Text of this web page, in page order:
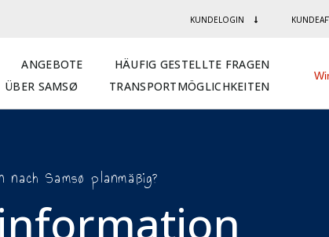
KUNDELOGIN
ANGEBOTE
HÄUFIG GESTELLTE FRAGEN
ÜBER SAMSØ
TRANSPORTMÖGLICHKEITEN
nach Samsø planmäßig?